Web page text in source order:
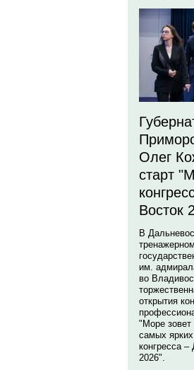
Олег
старт
Восток
В
им.
во
открытия
"Море зовет
самых
конгресса –
2026".